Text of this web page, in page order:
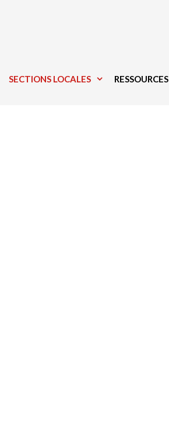
SECTIONS LOCALES RESSOURCES